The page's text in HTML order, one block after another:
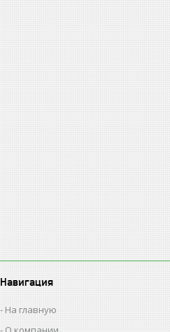
Навигация
На главную